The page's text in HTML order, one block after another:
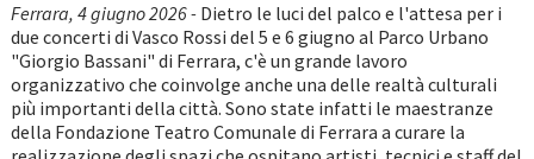
Ferrara, 4 giugno 2026 -Dietro le luci del palco e l'attesa per i
due concerti di Vasco Rossi del 5 e 6 giugno al Parco Urbano
"Giorgio Bassani" di Ferrara, c'è un grande lavoro
organizzativo che coinvolge anche una delle realtà culturali
più importanti della città. Sono state infatti le maestranze
della Fondazione Teatro Comunale di Ferrara a curare la